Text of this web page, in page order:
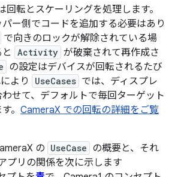
回転とスケーリングを処理します。
ー側でコードを追加する必要はあり
で向きのロックが解除されている場
Activity が破棄されて再作成さ
の設定はデバイスが回転されるたび
より
UseCases では、ディスプレ
せて、デフォルトで毎回ターゲット
。 CameraX での回転の詳細をご覧
の UseCase の概要と、それ
プリの関係を次に示します